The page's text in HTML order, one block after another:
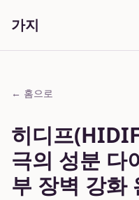
가지
← 홈으로
히디프
극의 성분 다
부 장벽 강화